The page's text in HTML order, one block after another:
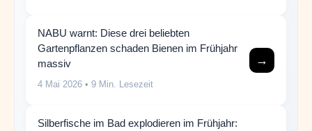
NABU warnt: Diese drei beliebten
Gartenpflanzen schaden Bienen im Frühjahr
massiv
4 Mai 2026 • 9 Min. Lesezeit
→
Silberfische im Bad explodieren im Frühjahr: